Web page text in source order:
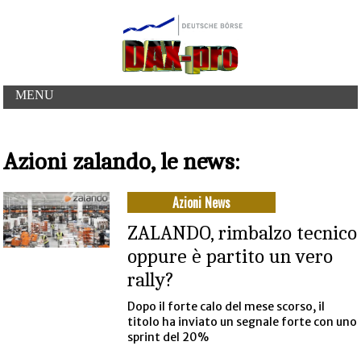
MENU
Azioni zalando, le news:
Azioni News
ZALANDO, rimbalzo tecnico
oppure è partito un vero
rally?
Dopo il forte calo del mese scorso, il
titolo ha inviato un segnale forte con uno
sprint del 20%